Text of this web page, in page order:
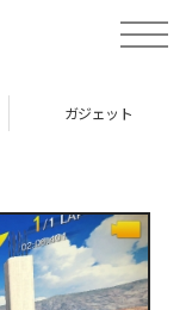
toggle
ガジェット